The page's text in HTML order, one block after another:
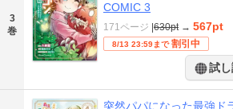
3
巻
COMIC 3
171ページ 630pt → 567pt
8/13 23:59まで 割引中
試し
突然パパになった最強ド